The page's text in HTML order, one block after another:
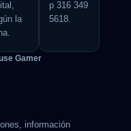
la
p 316 349
5618.
Gamer
información